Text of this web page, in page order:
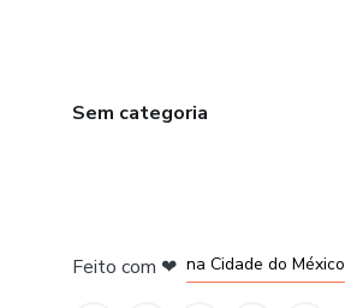
Sem categoria
Feito com ❤ na Cidade do México